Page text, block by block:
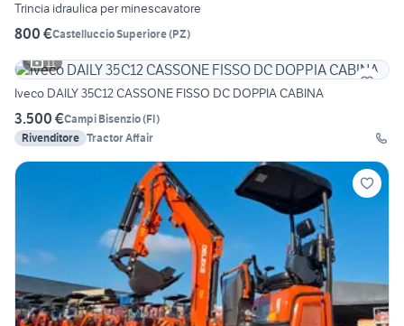
Trincia idraulica per minescavatore
800 €Castelluccio Superiore(PZ)
11
Iveco DAILY 35C12 CASSONE FISSO DC DOPPIA CABINA
3.500 €Campi Bisenzio(FI)
Rivenditore Tractor Affair